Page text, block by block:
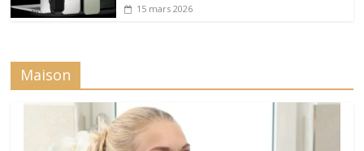
15 mars 2026
Maison